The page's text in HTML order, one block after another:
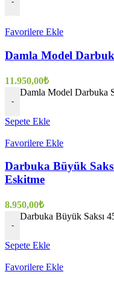
Favorilere Ekle
Damla Model
11.950,00₺
-
Damla Model Darbuka
Sepete Ekle
Favorilere Ekle
Darbuka Büyük
Eskitme
8.950,00₺
-
Darbuka Büyük Saksı
Sepete Ekle
Favorilere Ekle